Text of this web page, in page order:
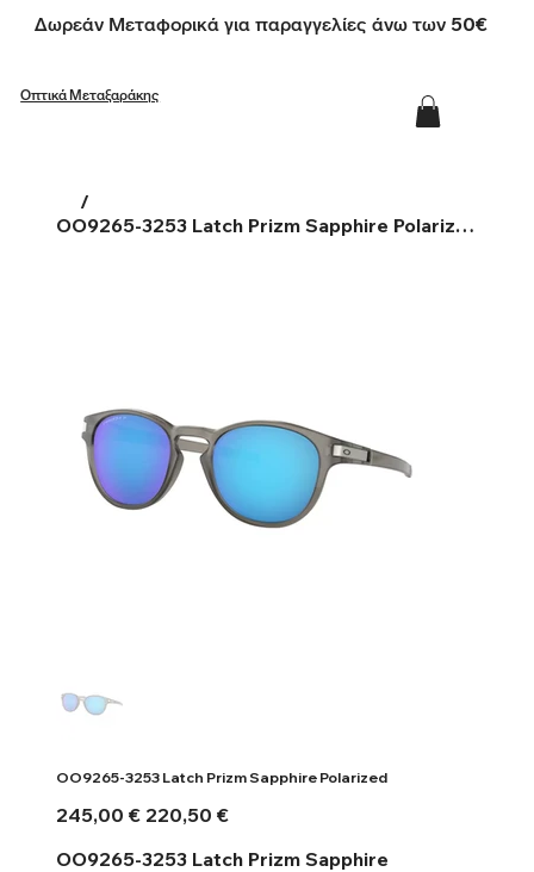
Δωρεάν Μεταφορικά για παραγγελίες άνω των 50€
Οπτικά Μεταξαράκης
/
OO9265-3253 Latch Prizm Sapphire Polarized
OO9265-3253 Latch Prizm Sapphire Polarized
Αρχική
τιμή
245,00 € Τιμή
έκπτωσης
220,50 €
OO9265-3253 Latch Prizm Sapphire